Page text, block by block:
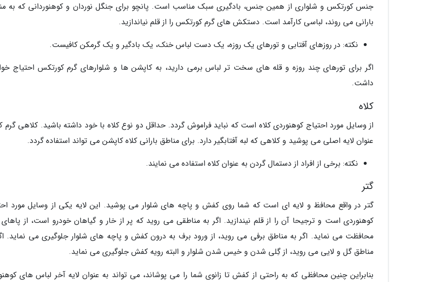
جنس کورتکس و شلواری از همین جنس، بادگیری سبک مناسب است. پانچو برای جنگل نوردان و کوهنوردانی که به
بارانی می روند، لباسی کارآمد است. دستکش های گرم کورتکس را از قلم نیاندازید.
نکته: در روزهای آفتابی و تورهای یک روزه، یک دست لباس خنک، یک بادگیر و یک گرمکن کافیست.
اگر برای تورهای چند روزه و قله های سخت تر لباس برمی دارید، به کاپشن ها و شلوارهای گرم کورتکس احتیاج
داشت.
کلاه
از وسایل مورد احتیاج کوهنوردی کلاه است که نباید فراموش گردد. حداقل دو نوع کلاه با خود داشته باشید. کلاهی گرم
عنوان لایه اصلی می پوشید و کلاهی که لبه آفتابگیر دارد. برای مناطق بارانی کلاه کاپشن می تواند استفاده گردد.
نکته: برخی از افراد از دستمال گردن به عنوان کلاه استفاده می نمایند.
گتر
گتر در واقع محافظ و لایه ای است که شما روی کفش و پاچه های شلوار می پوشید. این لایه یکی از وسایل مورد
کوهنوردی است و ترجیحا آن را از قلم نیندازید. اگر به مناطقی می روید که پر از خار و گیاهان خودرو است، از
محافظت می نماید. اگر به مناطق برفی می روید، از ورود برف به درون کفش و پاچه های شلوار جلوگیری می نماید.
مناطق گل و لایی می روید، از گِلی شدن و خیس شدن شلوار و البته رویه کفش جلوگیری می نماید.
بنابراین چنین محافظی که به راحتی از کفش تا زانوی شما را می پوشاند، می تواند به عنوان لایه آخر لباس های